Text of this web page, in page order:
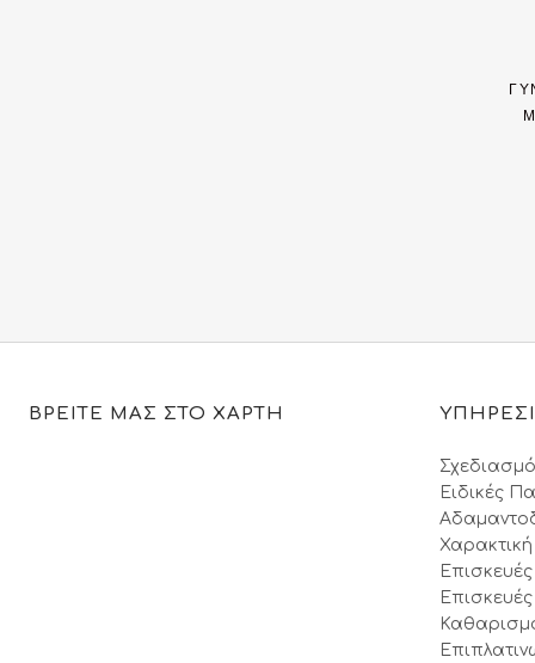
ΒΡΕΙΤΕ ΜΑΣ ΣΤΟ ΧΑΡΤΗ
Ειδικές
Χαρακτική